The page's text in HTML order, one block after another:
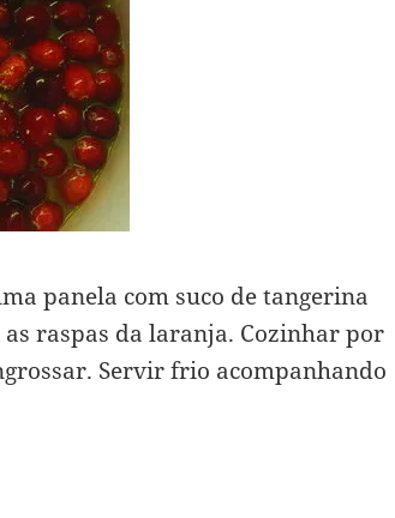
panela com suco de tangerina
raspas da laranja. Cozinhar por
Servir frio acompanhando